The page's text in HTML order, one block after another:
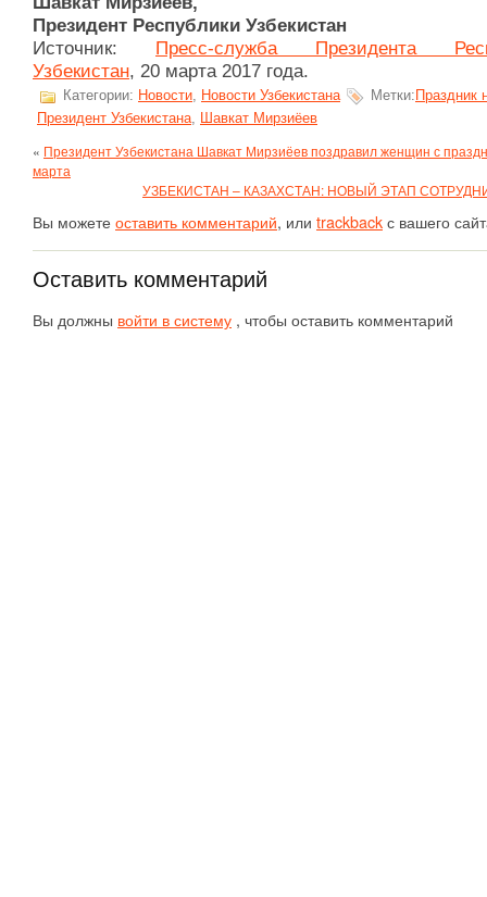
Президент Республики Узбекистан
Источник: Пресс-служба Президента
Узбекистан, 20 марта 2017 года.
Категории: Новости, Новости Узбекистана Метки: Праздник
Президент Узбекистана Шавкат Мирзиёев
« Президент Узбекистана Шавкат Мирзиёев поздравил женщин с
марта
УЗБЕКИСТАН – КАЗАХСТАН: НОВЫЙ ЭТАП
Вы можете оставить комментарий, или trackback с вашего
Оставить комментарий
Вы должны войти в систему , чтобы оставить комментарий